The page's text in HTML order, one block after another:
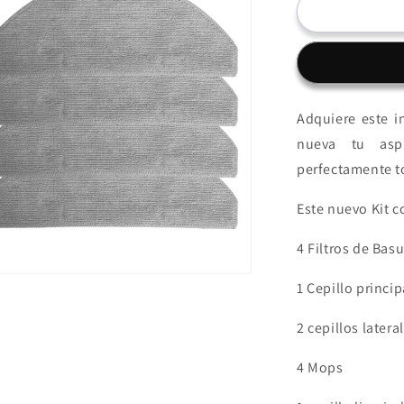
de
S8
Adquiere este
nueva tu
perfectamente
Este nuevo Kit
4 Filtros de
1 Cepillo
2 cepillos
4 Mops